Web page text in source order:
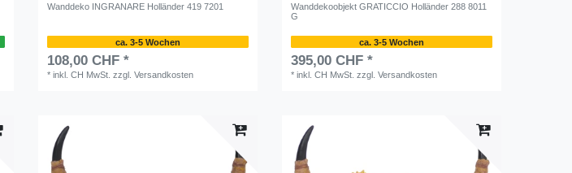
Wanddeko INGRANARE Holländer 419 7201
ca. 3-5 Wochen
108,00 CHF *
*inkl. CH MwSt. zzgl.Versandkosten
Wanddekoobjekt GRATICCIO Holländer 288 8011
G
ca. 3-5 Wochen
395,00 CHF *
*inkl. CH MwSt. zzgl.Versandkosten